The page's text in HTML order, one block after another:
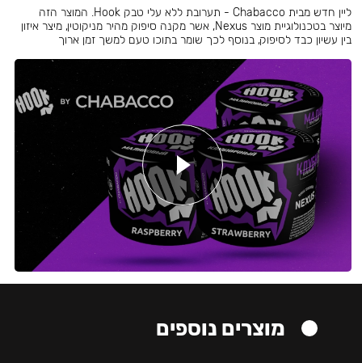
ליין חדש מבית Chabacco - תערובת ללא עלי טבק Hook. המוצר הזה
מיוצר בטכנולוגיית מוצר Nexus, אשר מקנה סיפוק מהיר מניקוטין, מיצר איזון
בין עשיון כבד לסיפוק, בנוסף לכך שומר בתוכו טעם למשך זמן ארוך
מוצרים נוספים